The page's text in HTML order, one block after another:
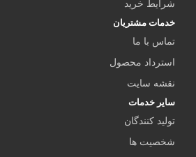
شرایط خرید
خدمات مشتریان
تماس با ما
استرداد محصول
نقشه سایت
سایر خدمات
تولید کنندگان
شخصیت ها